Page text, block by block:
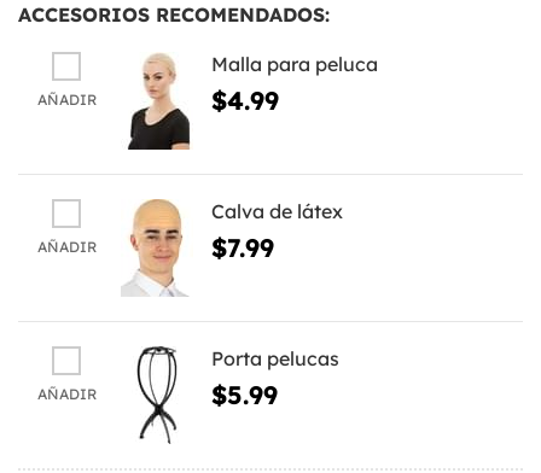
ACCESORIOS RECOMENDADOS:
AÑADIR
Malla para peluca
$4.99
AÑADIR
Calva de látex
$7.99
AÑADIR
Porta pelucas
$5.99